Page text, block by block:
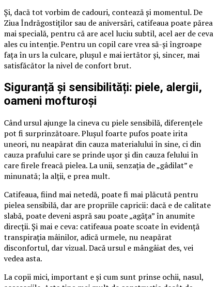
Și, dacă tot vorbim de cadouri, contează și momentul. De
Ziua Îndrăgostiților sau de aniversări, catifeaua poate părea
mai specială, pentru că are acel luciu subtil, acel aer de ceva
ales cu intenție. Pentru un copil care vrea să-și îngroape
fața în urs la culcare, plușul e mai iertător și, sincer, mai
satisfăcător la nivel de confort brut.
Siguranță și sensibilități: piele, alergii,
oameni mofturoși
Când ursul ajunge la cineva cu piele sensibilă, diferențele
pot fi surprinzătoare. Plușul foarte pufos poate irita
uneori, nu neapărat din cauza materialului în sine, ci din
cauza prafului care se prinde ușor și din cauza felului în
care firele freacă pielea. La unii, senzația de „gâdilat” e
minunată; la alții, e prea mult.
Catifeaua, fiind mai netedă, poate fi mai plăcută pentru
pielea sensibilă, dar are propriile capricii: dacă e de calitate
slabă, poate deveni aspră sau poate „agăța” în anumite
direcții. Și mai e ceva: catifeaua poate scoate în evidență
transpirația mâinilor, adică urmele, nu neapărat
disconfortul, dar vizual. Dacă ursul e mângâiat des, vei
vedea asta.
La copii mici, important e și cum sunt prinse ochii, nasul,